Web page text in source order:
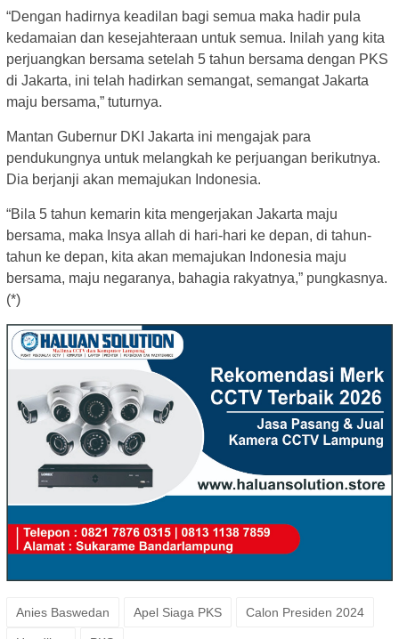
“Dengan hadirnya keadilan bagi semua maka hadir pula
kedamaian dan kesejahteraan untuk semua. Inilah yang kita
perjuangkan bersama setelah 5 tahun bersama dengan PKS
di Jakarta, ini telah hadirkan semangat, semangat Jakarta
maju bersama,” tuturnya.
Mantan Gubernur DKI Jakarta ini mengajak para
pendukungnya untuk melangkah ke perjuangan berikutnya.
Dia berjanji akan memajukan Indonesia.
“Bila 5 tahun kemarin kita mengerjakan Jakarta maju
bersama, maka Insya allah di hari-hari ke depan, di tahun-
tahun ke depan, kita akan memajukan Indonesia maju
bersama, maju negaranya, bahagia rakyatnya,” pungkasnya.
(*)
Anies Baswedan Apel Siaga PKS Calon Presiden 2024